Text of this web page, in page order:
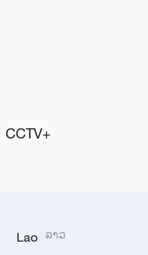
CCTV+
Lao ລາວ